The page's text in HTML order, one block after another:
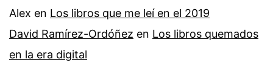
Alex en Los libros que me leí en el 2019
David Ramírez-Ordóñez en Los libros quemados
en la era digital